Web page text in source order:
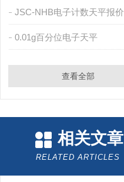
JSC-NHB电子计数天平报价
0.01g百分位电子天平
查看全部
相关文章
RELATED ARTICLES